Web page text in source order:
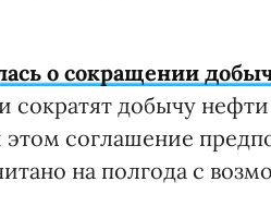
о сокращении
сократят добычу
соглашение
на полгода с